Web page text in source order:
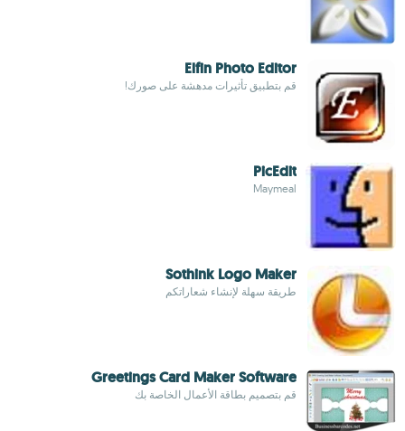
Elfin Photo Editor
قم بتطبيق تأثيرات مدهشة على صورك!
PicEdit
Maymeal
Sothink Logo Maker
طريقة سهلة لإنشاء شعاراتكم
Greetings Card Maker Software
قم بتصميم بطاقة الأعمال الخاصة بك